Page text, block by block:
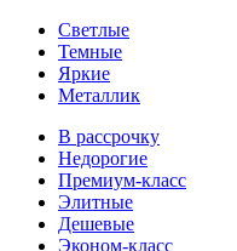
Светлые
Темные
Яркие
Металлик
В рассрочку
Недорогие
Премиум-класс
Элитные
Дешевые
Эконом-класс